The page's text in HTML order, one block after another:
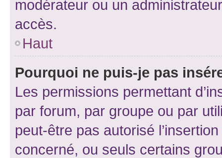
modérateur ou un
accès.
Haut
Pourquoi ne puis-je pas
Les permissions permettant
par forum, par groupe ou par
peut-être pas autorisé
concerné, ou seuls certains